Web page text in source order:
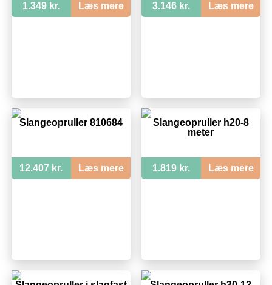
1.349 kr. Læs mere 3.146 kr. Læs mere
Slangeopruller 810684
12.407 kr. Læs mere
Slangeopruller h20-8
meter
1.819 kr. Læs mere